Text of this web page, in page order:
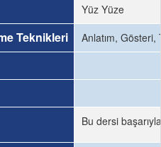
Yüz Yüze
Teknikleri Anlatım, Gösteri,
Bu dersi